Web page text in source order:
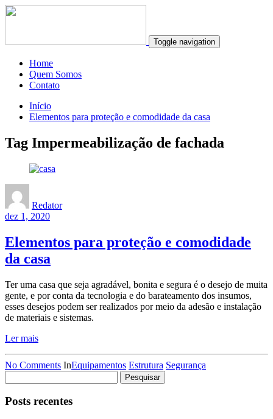
Toggle navigation
Home
Quem Somos
Contato
Início
Elementos para proteção e comodidade da casa
Tag Impermeabilização de fachada
Redator
dez 1, 2020
Elementos para proteção e comodidade
da casa
Ter uma casa que seja agradável, bonita e segura é o desejo de muita
gente, e por conta da tecnologia e do barateamento dos insumos,
esses desejos podem ser realizados por meio da adesão e instalação
de materiais e sistemas.
Ler mais
No Comments InEquipamentos Estrutura Segurança
por:
Posts recentes